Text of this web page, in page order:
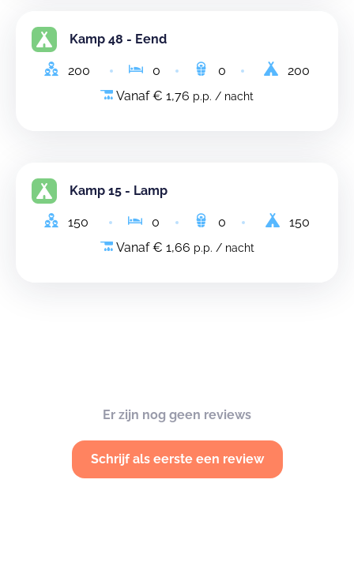
Kamp 48 - Eend
200 0 0
200
Vanaf € 1,76 p.p. / nacht
Kamp 15 - Lamp
150 0 0
150
Vanaf € 1,66 p.p. / nacht
Er zijn nog geen reviews
Schrijf als eerste een review